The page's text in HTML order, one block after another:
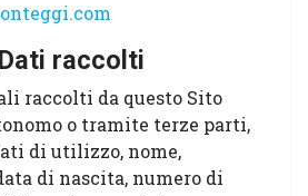
raccolti
raccolti da questo Sito
o tramite terze parti,
di utilizzo, nome,
di nascita, numero di